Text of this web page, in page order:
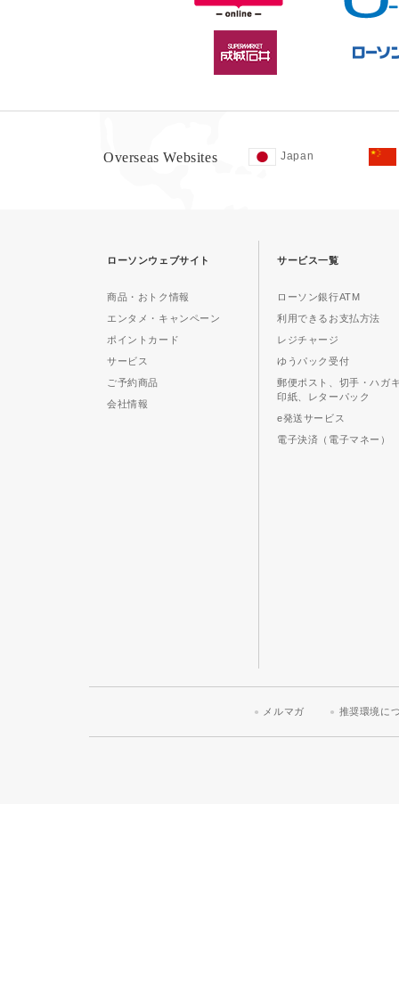
Overseas Websites Japan
ローソンウェブサイト
商品・おトク情報
エンタメ・キャンペーン
ポイントカード
サービス
ご予約商品
会社情報
サービス一覧
ローソン銀行ATM
利用できるお支払方法
レジチャージ
ゆうパック受付
郵便ポスト、切手・ハガ
印紙、レターパック
e発送サービス
電子決済（電子マネー）
メルマガ 推奨環境に